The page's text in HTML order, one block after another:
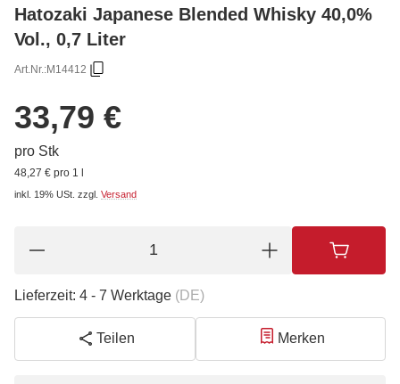
Hatozaki Japanese Blended Whisky 40,0%
Vol., 0,7 Liter
Art.Nr.:M14412
33,79 €
pro Stk
48,27 € pro 1 l
inkl. 19% USt. zzgl. Versand
Lieferzeit: 4 - 7 Werktage (DE)
Teilen Merken